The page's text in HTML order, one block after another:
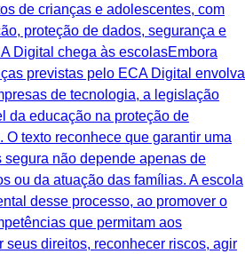
de crianças e adolescentes, com
proteção de dados, segurança e
Digital chega às escolasEmbora
previstas pelo ECA Digital envolva
de tecnologia, a legislação
da educação na proteção de
texto reconhece que garantir uma
não depende apenas de
ou da atuação das famílias. A escola
desse processo, ao promover o
que permitam aos
seus direitos, reconhecer riscos, agir